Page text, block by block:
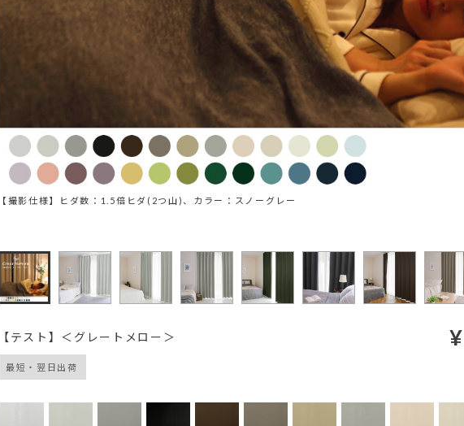
【撮影仕様】ヒダ数：1.5倍ヒダ(2つ山)、カラー：スノーグレー
【テスト】＜グレートメロー＞
最短・翌日出荷
¥